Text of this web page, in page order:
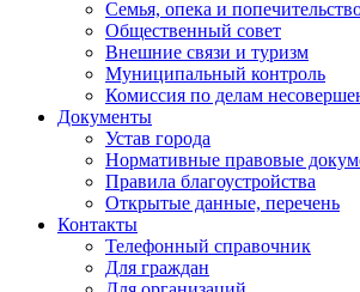
Семья, опека и
Общественный совет
Внешние связи и туризм
Муниципальный контроль
Комиссия по делам
Документы
Устав города
Нормативные правовые
Правила благоустройства
Открытые данные, перечень
Контакты
Телефонный справочник
Для граждан